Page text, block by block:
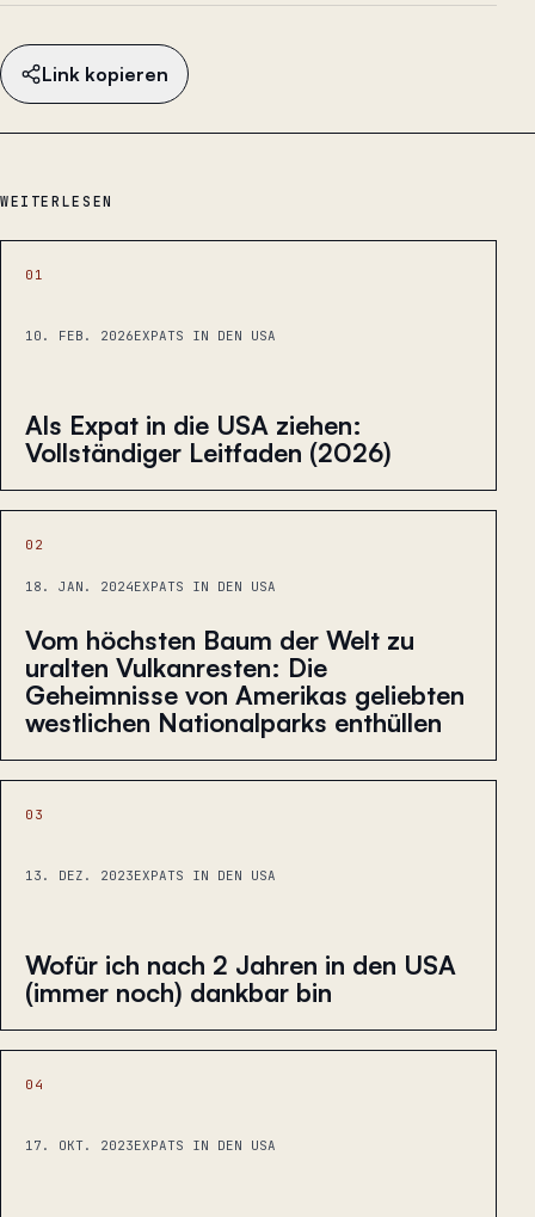
Link kopieren
WEITERLESEN
01
10. FEB. 2026EXPATS IN DEN USA
Als Expat in die USA ziehen:
Vollständiger Leitfaden (2026)
02
18. JAN. 2024EXPATS IN DEN USA
Vom höchsten Baum der Welt zu
uralten Vulkanresten: Die
Geheimnisse von Amerikas geliebten
westlichen Nationalparks enthüllen
03
13. DEZ. 2023EXPATS IN DEN USA
Wofür ich nach 2 Jahren in den USA
(immer noch) dankbar bin
04
17. OKT. 2023EXPATS IN DEN USA